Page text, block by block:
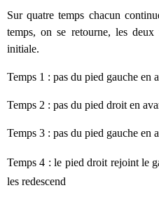
Sur quatre temps chacun
temps, on se retourne, les
initiale.
Temps 1 : pas du pied gauche en
Temps 2 : pas du pied droit en
Temps 3 : pas du pied gauche en
Temps 4 :le pied droit rejoint le
les redescend